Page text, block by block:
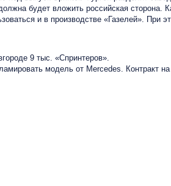
будет вложить российская сторона.
и в производстве «Газелей».
9 тыс. «Спринтеров».
модель от Mercedes.